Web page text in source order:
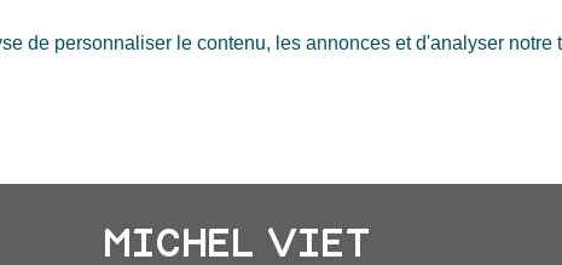
de personnaliser le contenu, les annonces et d'analyser notre
MICHEL VIET